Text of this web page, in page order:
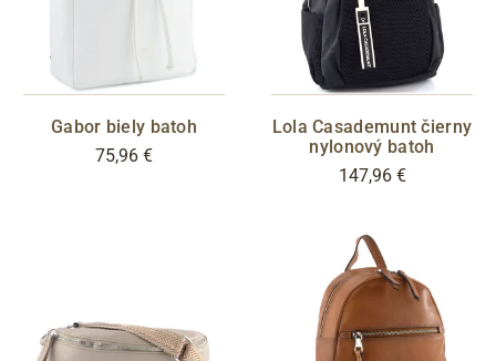
Gabor biely batoh
75,96 €
Lola Casademunt čierny
nylonový batoh
147,96 €